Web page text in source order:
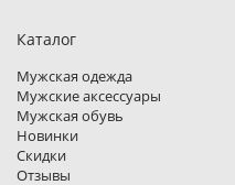
Каталог
Мужская одежда
Мужские аксессуары
Мужская обувь
Новинки
Скидки
Отзывы